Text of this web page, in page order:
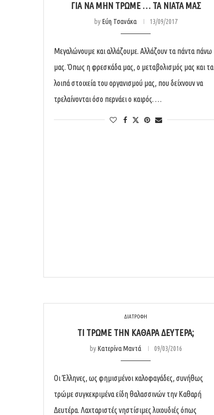
ΓΙΑ ΝΑ ΜΗΝ ΤΡΏΜΕ … ΤΑ ΝΙΆΤΑ ΜΑΣ
byΕύη Τσανάκα 13/09/2017
Μεγαλώνουμε και αλλάζουμε. Αλλάζουν τα πάντα πάνω
μας. Όπως η φρεσκάδα μας, ο μεταβολισμός μας και τα
λοιπά στοιχεία του οργανισμού μας, που δείχνουν να
τρελαίνονται όσο περνάει ο καιρός. …
ΔΙΑΤΡΟΦΗ
ΤΙ ΤΡΏΜΕ ΤΗΝ ΚΑΘΑΡΆ ΔΕΥΤΈΡΑ;
byΚατερίνα Μαντά 09/03/2016
Οι Έλληνες, ως φημισμένοι καλοφαγάδες, συνήθως
τρώμε συγκεκριμένα είδη θαλασσινών την Καθαρή
Δευτέρα. Λαχταριστές νηστίσιμες λιχουδιές όπως